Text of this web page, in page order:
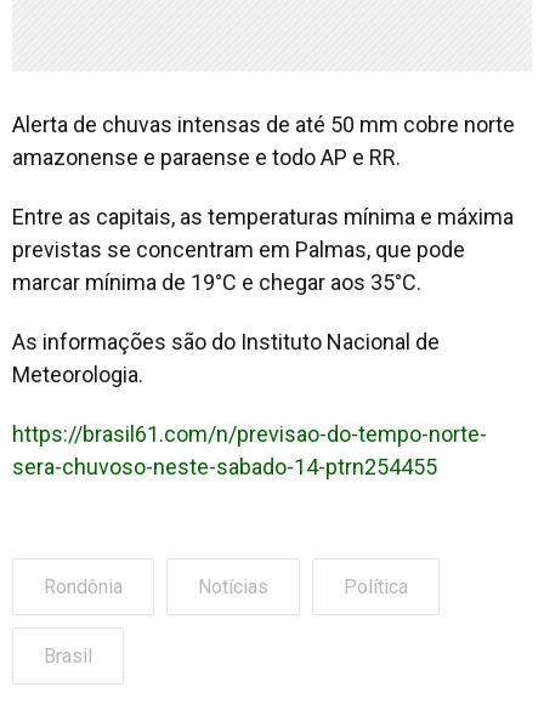
Alerta de chuvas intensas de até 50 mm cobre norte
amazonense e paraense e todo AP e RR.
Entre as capitais, as temperaturas mínima e máxima
previstas se concentram em Palmas, que pode
marcar mínima de 19°C e chegar aos 35°C.
As informações são do Instituto Nacional de
Meteorologia.
https://brasil61.com/n/previsao-do-tempo-norte-
sera-chuvoso-neste-sabado-14-ptrn254455
Rondônia Notícias Política
Brasil